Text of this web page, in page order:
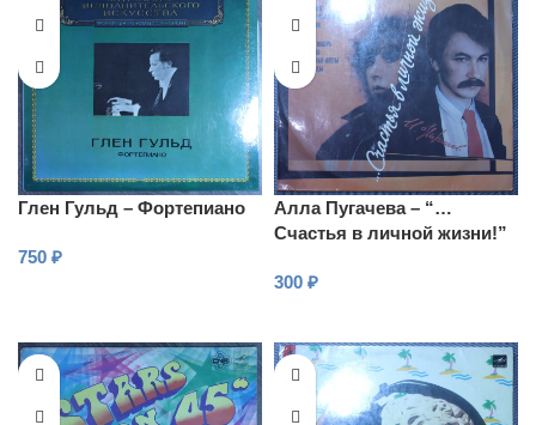
Глен Гульд – Фортепиано
750 ₽
Алла Пугачева – “…
Счастья в личной жизни!”
300 ₽